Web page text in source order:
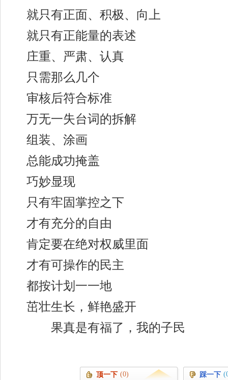
就只有正面、积极、向上
就只有正能量的表述
庄重、严肃、认真
只需那么几个
审核后符合标准
万无一失台词的拆解
组装、涂画
总能成功掩盖
巧妙显现
只有牢固掌控之下
才有充分的自由
肯定要在绝对权威里面
才有可操作的民主
都按计划一一地
茁壮生长，鲜艳盛开
果真是有福了，我的子民
顶一下 (0) 踩一下